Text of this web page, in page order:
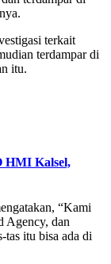
terkait
terdampar di
itu.
HMI Kalsel,
“Kami
Agency, dan
itu bisa ada di